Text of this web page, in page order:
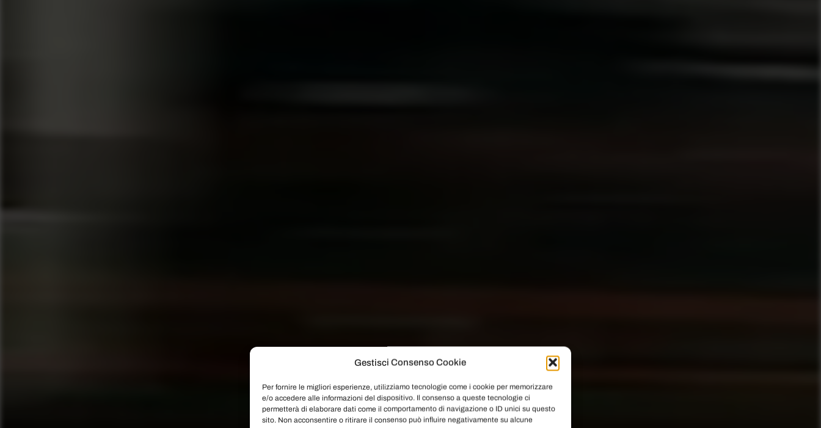
Gestisci Consenso Cookie
Per fornire le migliori esperienze, utilizziamo tecnologie come i cookie per memorizzare
e/o accedere alle informazioni del dispositivo. Il consenso a queste tecnologie ci
permetterà di elaborare dati come il comportamento di navigazione o ID unici su questo
sito. Non acconsentire o ritirare il consenso può influire negativamente su alcune